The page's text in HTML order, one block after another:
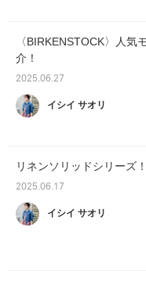
〈BIRKENSTOCK〉人気
介！
2025.06.27
イシイ サオリ
リネンソリッドシリーズ
2025.06.17
イシイ サオリ